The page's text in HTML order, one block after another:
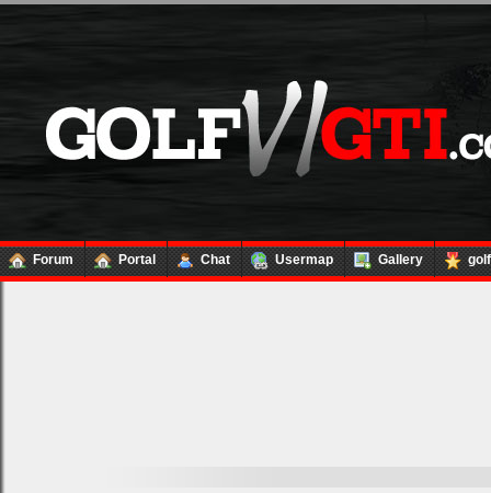
Forum Portal Chat Usermap Gallery